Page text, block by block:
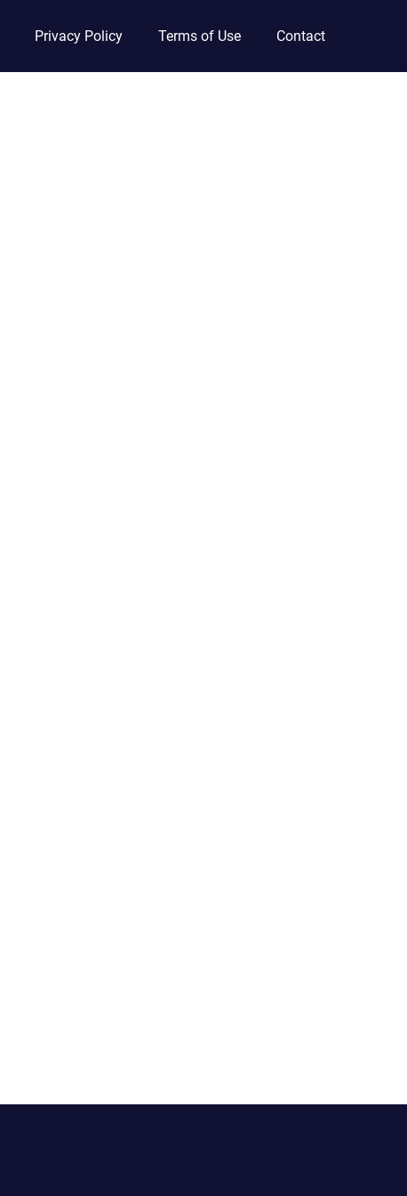
Privacy Policy Terms of Use Contact